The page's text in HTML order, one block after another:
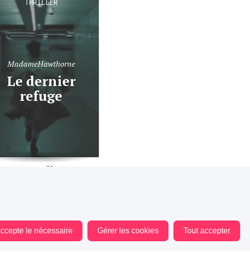
THRILLER
MadameHawthorne
Le dernier
refuge
le nécessaire Gérer les cookies Tout accepter